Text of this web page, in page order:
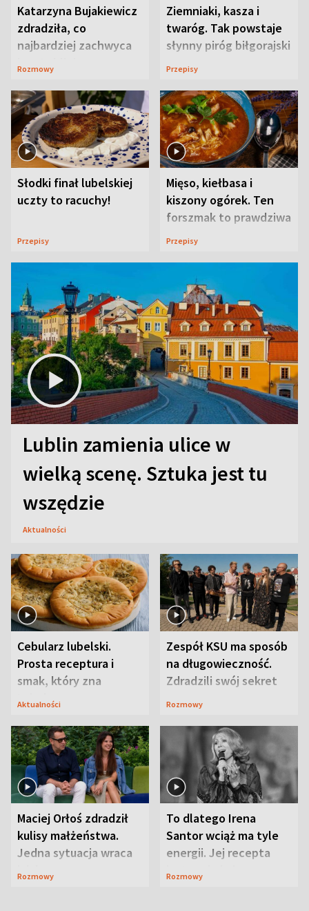
Katarzyna Bujakiewicz
zdradziła, co
najbardziej zachwyca
ją w Lublinie
Rozmowy
Ziemniaki, kasza i
twaróg. Tak powstaje
słynny piróg biłgorajski
Przepisy
Słodki finał lubelskiej
uczty to racuchy!
Przepisy
Mięso, kiełbasa i
kiszony ogórek. Ten
forszmak to prawdziwa
uczta
Przepisy
Lublin zamienia ulice w
wielką scenę. Sztuka jest tu
wszędzie
Aktualności
Cebularz lubelski.
Prosta receptura i
smak, który zna
Lubelszczyzna
Aktualności
Zespół KSU ma sposób
na długowieczność.
Zdradzili swój sekret
Rozmowy
Maciej Orłoś zdradził
kulisy małżeństwa.
Jedna sytuacja wraca
jak bumerang
Rozmowy
To dlatego Irena
Santor wciąż ma tyle
energii. Jej recepta
jest zaskakująco
Rozmowy